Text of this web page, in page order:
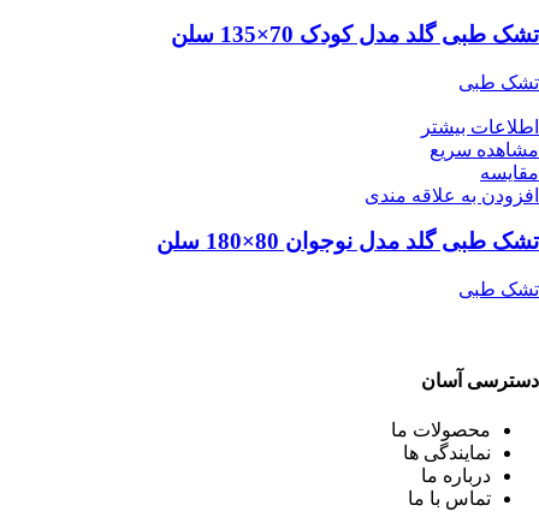
تشک طبی گلد مدل کودک 70×135 سلن
تشک طبی
اطلاعات بیشتر
مشاهده سریع
مقایسه
افزودن به علاقه مندی
تشک طبی گلد مدل نوجوان 80×180 سلن
تشک طبی
دسترسی آسان
محصولات ما
نمایندگی ها
درباره ما
تماس با ما